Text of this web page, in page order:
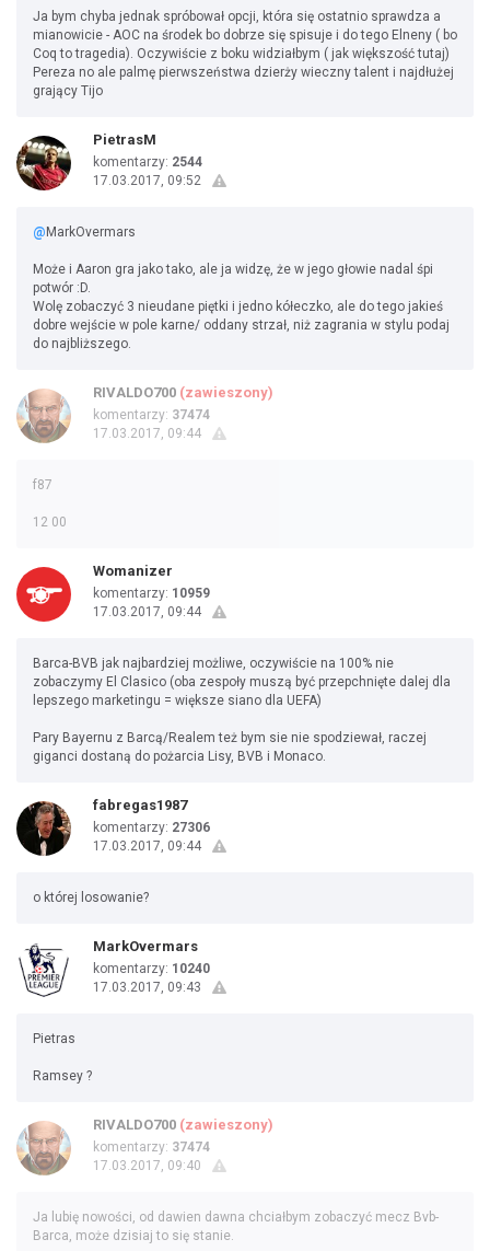
Ja bym chyba jednak spróbował opcji, która się ostatnio sprawdza a
mianowicie - AOC na środek bo dobrze się spisuje i do tego Elneny ( bo
Coq to tragedia). Oczywiście z boku widziałbym ( jak większość tutaj)
Pereza no ale palmę pierwszeństwa dzierży wieczny talent i najdłużej
grający Tijo
PietrasM
komentarzy: 2544
17.03.2017, 09:52
@ MarkOvermars
Może i Aaron gra jako tako, ale ja widzę, że w jego głowie nadal śpi
potwór :D.
Wolę zobaczyć 3 nieudane piętki i jedno kółeczko, ale do tego jakieś
dobre wejście w pole karne/ oddany strzał, niż zagrania w stylu podaj
do najbliższego.
RIVALDO700 (zawieszony)
komentarzy: 37474
17.03.2017, 09:44
f87
12 00
Womanizer
komentarzy: 10959
17.03.2017, 09:44
Barca-BVB jak najbardziej możliwe, oczywiście na 100% nie
zobaczymy El Clasico (oba zespoły muszą być przepchnięte dalej dla
lepszego marketingu = większe siano dla UEFA)
Pary Bayernu z Barcą/Realem też bym sie nie spodziewał, raczej
giganci dostaną do pożarcia Lisy, BVB i Monaco.
fabregas1987
komentarzy: 27306
17.03.2017, 09:44
o której losowanie?
MarkOvermars
komentarzy: 10240
17.03.2017, 09:43
Pietras
Ramsey ?
RIVALDO700 (zawieszony)
komentarzy: 37474
17.03.2017, 09:40
Ja lubię nowości, od dawien dawna chciałbym zobaczyć mecz Bvb-
Barca, może dzisiaj to się stanie.